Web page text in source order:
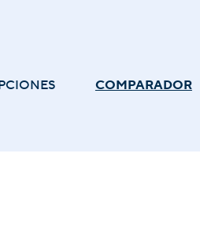
COMPARADOR